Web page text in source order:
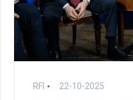
RFI 22-10-2025